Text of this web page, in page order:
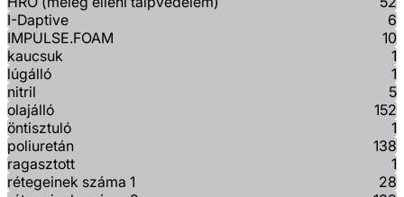
I-Daptive
6
IMPULSE.FOAM
10
kaucsuk
1
lúgálló
1
nitril
5
olajálló
152
öntisztuló
1
poliuretán
138
ragasztott
1
rétegeinek száma 1
28